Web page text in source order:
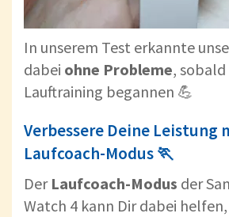
In unserem Test erkannte
dabei ohne Probleme,
Lauftraining begannen 💪
Verbessere Deine Leistung
Laufcoach-Modus 🏃
Der Laufcoach-Modus der
Watch 4 kann Dir dabei